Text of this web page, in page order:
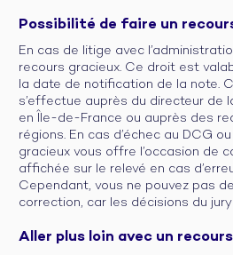
Possibilité de faire un
En cas de litige avec
recours gracieux. Ce droit est
la date de notification de la note.
s’effectue auprès du directeur de
en Île-de-France ou auprès des
régions. En cas d’échec au DCG
gracieux vous offre l’occasion de
affichée sur le relevé en cas
Cependant, vous ne pouvez pas
correction, car les décisions du
Aller plus loin avec un